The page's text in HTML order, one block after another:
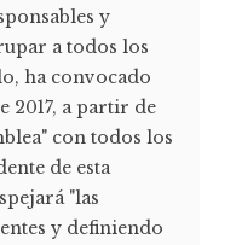
y
a todos los
ha convocado
2017, a partir de
con todos los
de esta
"las
y definiendo